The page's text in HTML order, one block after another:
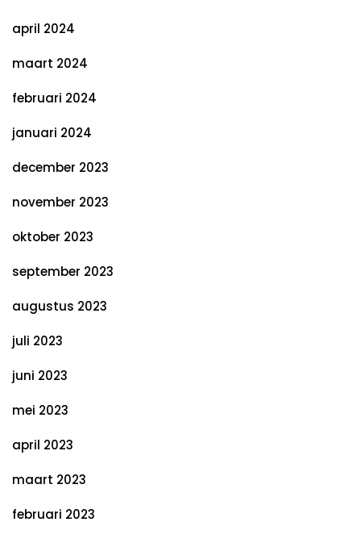
april 2024
maart 2024
februari 2024
januari 2024
december 2023
november 2023
oktober 2023
september 2023
augustus 2023
juli 2023
juni 2023
mei 2023
april 2023
maart 2023
februari 2023